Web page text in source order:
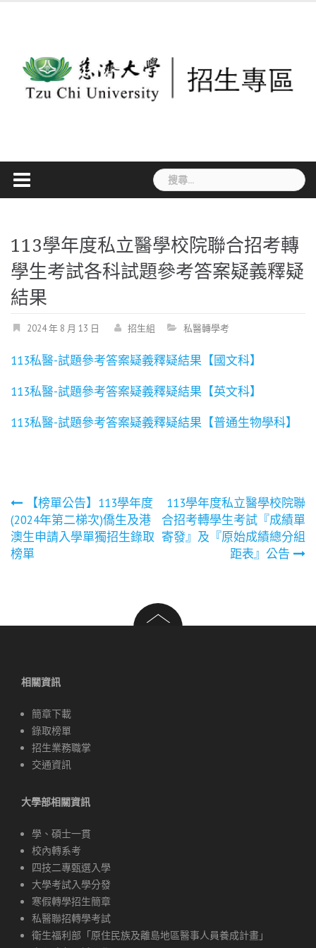
搜
尋
字:
113學年度私立醫學校院聯合招考轉
學生考試各科試題參考答案疑義釋疑
結果
2024 年 8 月 13 日 招生組 私醫轉學考
113私醫-試題參考答案疑義釋疑結果【國文科】
113私醫-試題參考答案疑義釋疑結果【英文科】
113私醫-試題參考答案疑義釋疑結果【普通生物學科】
文
章
【榜單公告】113學年度
(2024年第二梯次)僑生及港
澳生申請入學單獨招生錄取
榜單
113學年度私立醫學校院聯
合招考轉學生考試『成績單
寄發』及『原始成績總分組
距表』公告
相關資訊
簡章下載
錄取榜單
招生業務職掌
交通資訊
大學部相關資訊
學、碩士一貫
校內轉系考
四技二專甄選入學
大學考試入學分發
寒假轉學招生簡章
私醫聯招轉學考試
衛生福利部「原住民族及離島地區醫事人員養成計畫」